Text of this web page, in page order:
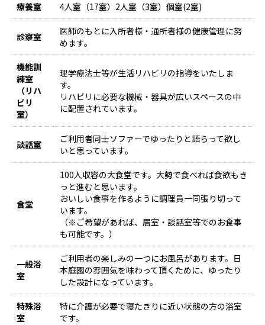
療養室 4人室（17室）2人室（3室）個室(2室)
診察室
医師のもとに入所者様・通所者様の健康管理に努
めます。
機能訓
練室
（リハ
ビリ
室）
理学療法士等が生活リハビリの指導をいたしま
す。
リハビリに必要な機械・器具が広いスペースの中
に配置されています。
談話室
ご利用者同士ソファーでゆったりと語らって欲し
いと思っています。
食堂
100人収容の大食堂です。大勢で食べれば食欲もき
っと進むと思います。
おいしい食事を作るように調理員一同張り切って
います。
（※ご希望があれば、居室・談話室等でのお食事
も可能です。）
一般浴
室
ご利用者の楽しみの一つにお風呂があります。日
本庭園の雰囲気を味わって頂くために、ゆったり
した設計になっています。
特殊浴
室
特に介護が必要で寝たきりに近い状態の方の浴室
です。